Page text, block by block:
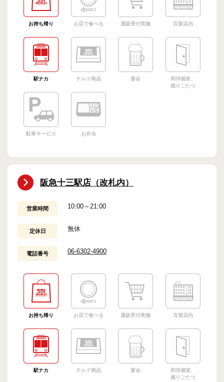
お持ち帰り お店で食べる 通販受付実施 百貨店内
駅ナカ チルド商品 宴会
和洋個室、
掘りごたつ
駐車サービス お弁当
阪急十三駅店（改札内）
営業時間 10:00～21:00
定休日 無休
電話番号 06-6302-4900
お持ち帰り お店で食べる 通販受付実施 百貨店内
駅ナカ チルド商品 宴会
和洋個室、
掘りごたつ